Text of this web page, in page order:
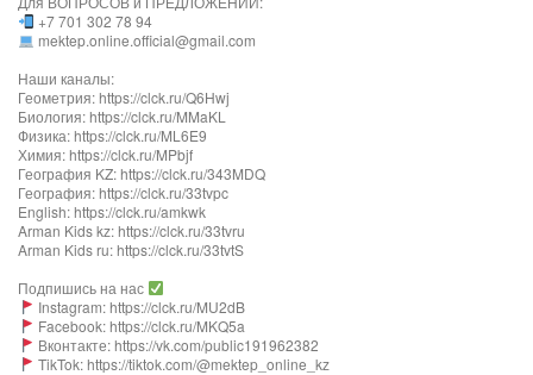
+7 701 302 78 94
mektep.online.official@gmail.com
Наши каналы:
Геометрия: https://clck.ru/Q6Hwj
Биология: https://clck.ru/MMaKL
Физика: https://clck.ru/ML6E9
Химия: https://clck.ru/MPbjf
География KZ: https://clck.ru/343MDQ
География: https://clck.ru/33tvpc
English: https://clck.ru/amkwk
Arman Kids kz: https://clck.ru/33tvru
Arman Kids ru: https://clck.ru/33tvtS
Подпишись на нас
Instagram: https://clck.ru/MU2dB
Facebook: https://clck.ru/MKQ5a
Вконтакте: https://vk.com/public191962382
TikTok: https://tiktok.com/@mektep_online_kz